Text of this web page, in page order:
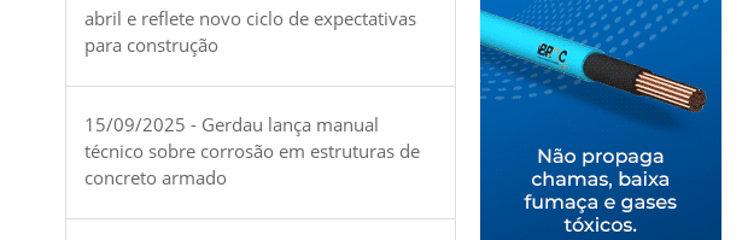
abril e reflete novo ciclo de expectativas
para construção
15/09/2025 - Gerdau lança manual
técnico sobre corrosão em estruturas de
concreto armado